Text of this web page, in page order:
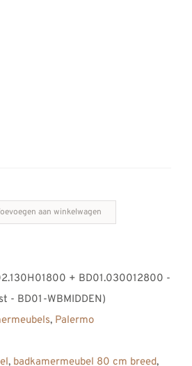
aan winkelwagen
+ BD01.030012800 -
- BD01-WBMIDDEN)
, Palermo
, badkamermeubel 80 cm breed,